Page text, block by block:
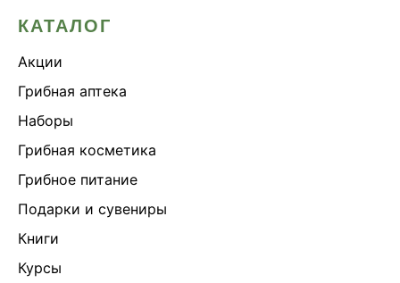
КАТАЛОГ
Акции
Грибная аптека
Наборы
Грибная косметика
Грибное питание
Подарки и сувениры
Книги
Курсы